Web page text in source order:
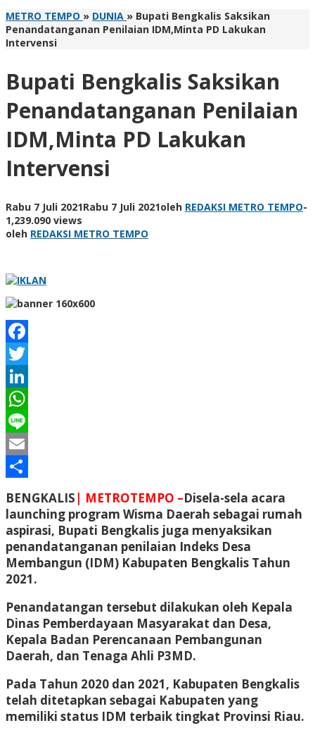
METRO TEMPO » DUNIA » Bupati Bengkalis Saksikan
Penandatanganan Penilaian IDM,Minta PD Lakukan
Intervensi
Bupati Bengkalis Saksikan
Penandatanganan Penilaian
IDM,Minta PD Lakukan
Intervensi
Rabu 7 Juli 2021Rabu 7 Juli 2021oleh REDAKSI METRO TEMPO-
1,239.090 views
oleh REDAKSI METRO TEMPO
Facebook
Twitter
LinkedIn
WhatsApp
Line
Email
BENGKALIS | METROTEMPO –Disela-sela acara
launching program Wisma Daerah sebagai rumah
aspirasi, Bupati Bengkalis juga menyaksikan
penandatanganan penilaian Indeks Desa
Membangun (IDM) Kabupaten Bengkalis Tahun
2021.
Penandatangan tersebut dilakukan oleh Kepala
Dinas Pemberdayaan Masyarakat dan Desa,
Kepala Badan Perencanaan Pembangunan
Daerah, dan Tenaga Ahli P3MD.
Pada Tahun 2020 dan 2021, Kabupaten Bengkalis
telah ditetapkan sebagai Kabupaten yang
memiliki status IDM terbaik tingkat Provinsi Riau.